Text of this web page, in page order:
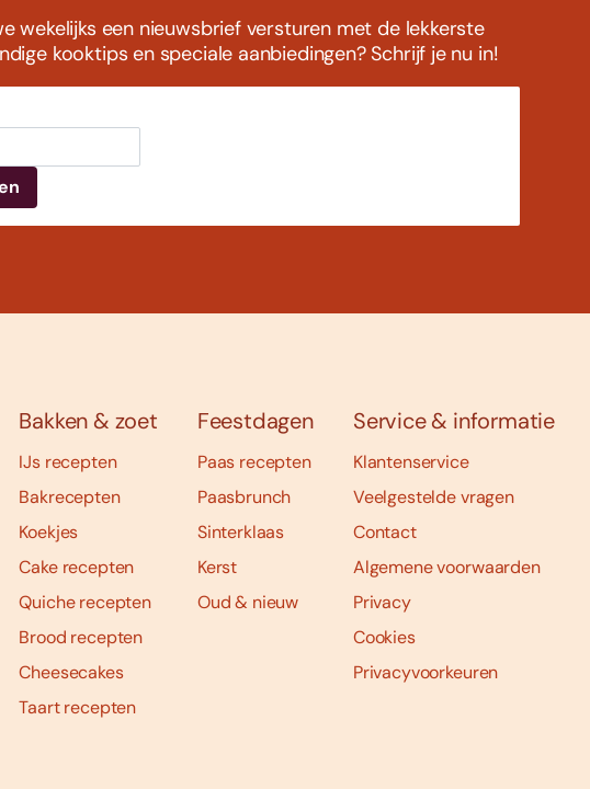
wekelijks een nieuwsbrief versturen met de lekkerste
kooktips en speciale aanbiedingen? Schrijf je nu in!
Bakken & zoet
IJs recepten
Bakrecepten
Koekjes
Cake recepten
Quiche recepten
Brood recepten
Cheesecakes
Taart recepten
Feestdagen
Paas recepten
Paasbrunch
Sinterklaas
Kerst
Oud & nieuw
Service & informatie
Klantenservice
Veelgestelde vragen
Contact
Algemene voorwaarden
Privacy
Cookies
Privacyvoorkeuren